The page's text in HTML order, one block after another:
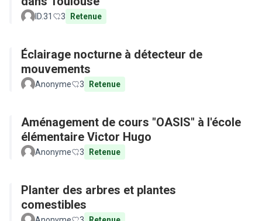
ID.31 3 Retenue
Éclairage nocturne à détecteur de
mouvements
Anonyme 3 Retenue
Aménagement de cours "OASIS" à l'école
élémentaire Victor Hugo
Anonyme 3 Retenue
Planter des arbres et plantes
comestibles